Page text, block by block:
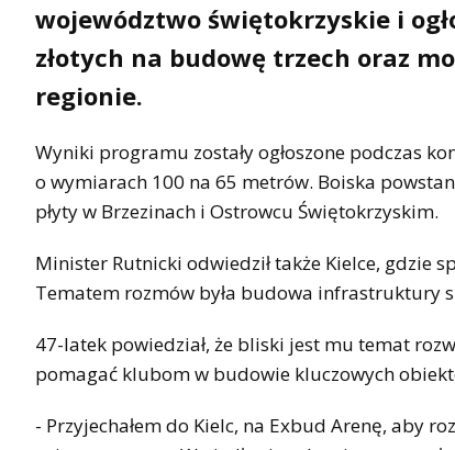
województwo świętokrzyskie i
złotych na budowę trzech oraz
regionie.
Wyniki programu zostały ogłoszone podczas
o wymiarach 100 na 65 metrów. Boiska
płyty w Brzezinach i Ostrowcu Świętokrzyskim.
Minister Rutnicki odwiedził także Kielce, gdzie
Tematem rozmów była budowa infrastruktury
47-latek powiedział, że bliski jest mu temat
pomagać klubom w budowie kluczowych
- Przyjechałem do Kielc, na Exbud Arenę, aby